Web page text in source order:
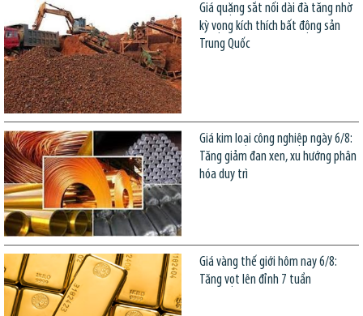
Giá quặng sắt nối dài đà tăng nhờ
kỳ vọng kích thích bất động sản
Trung Quốc
Giá kim loại công nghiệp ngày 6/8:
Tăng giảm đan xen, xu hướng phân
hóa duy trì
Giá vàng thế giới hôm nay 6/8:
Tăng vọt lên đỉnh 7 tuần